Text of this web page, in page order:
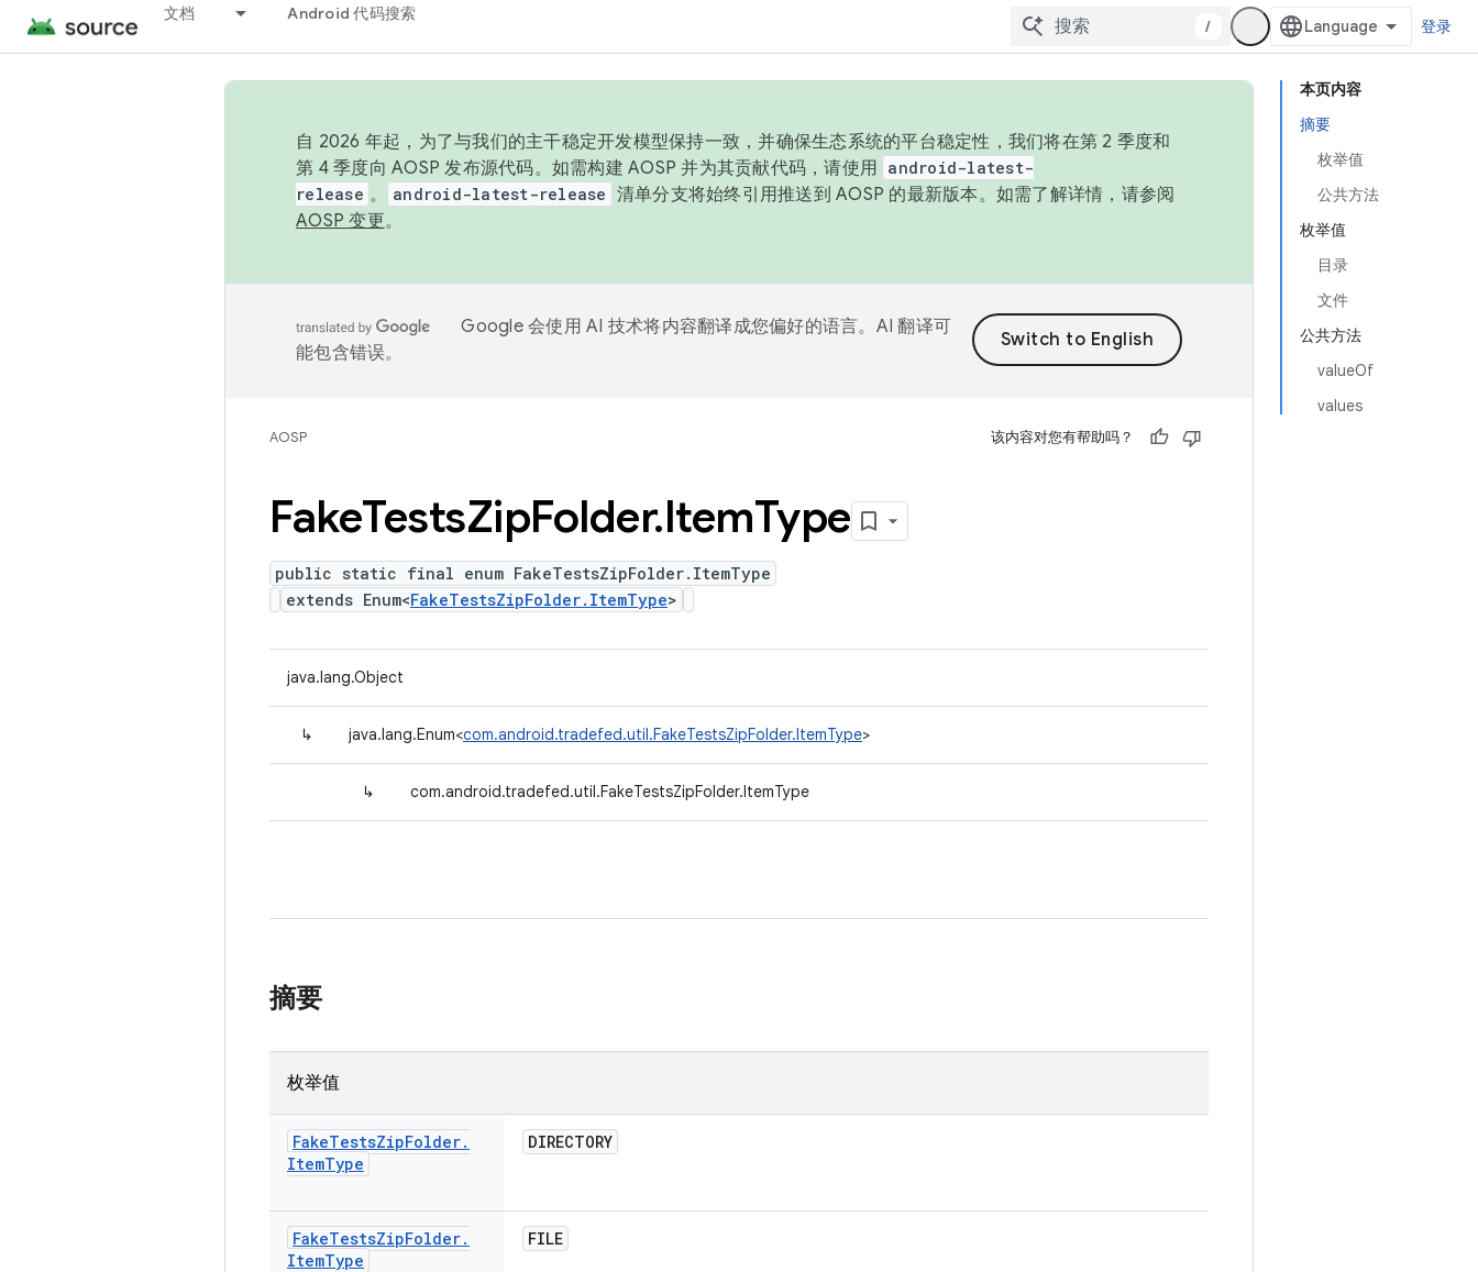
文档 Android 代码搜索
/ 登录
本页内容
摘要
枚举值
公共方法
枚举值
目录
文件
公共方法
valueOf
values
自 2026 年起，为了与我们的主干稳定开发模型保持一致，并确保生态系统的平台稳定性，我们将在第 2 季度和
第 4 季度向 AOSP 发布源代码。如需构建 AOSP 并为其贡献代码，请使用 android-latest-
release 。 android-latest-release 清单分支将始终引用推送到 AOSP 的最新版本。如需了解详情，请参阅
AOSP 变更。
Google 会使用 AI 技术将内容翻译成您偏好的语言。AI 翻译可
能包含错误。
AOSP 该内容对您有帮助吗？
FakeTestsZipFolder.ItemType
public static final enum FakeTestsZipFolder.ItemType
extends Enum<FakeTestsZipFolder.ItemType>
java.lang.Object
↳ java.lang.Enum<com.android.tradefed.util.FakeTestsZipFolder.ItemType>
↳ com.android.tradefed.util.FakeTestsZipFolder.ItemType
摘要
枚举值
FakeTestsZipFolder.
ItemType
DIRECTORY
FakeTestsZipFolder.
ItemType
FILE